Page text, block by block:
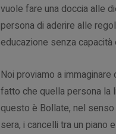
vuole fare una doccia alle
persona di aderire alle
educazione senza capacità
Noi proviamo a
fatto che quella persona la
questo è Bollate, nel
sera, i cancelli tra un piano